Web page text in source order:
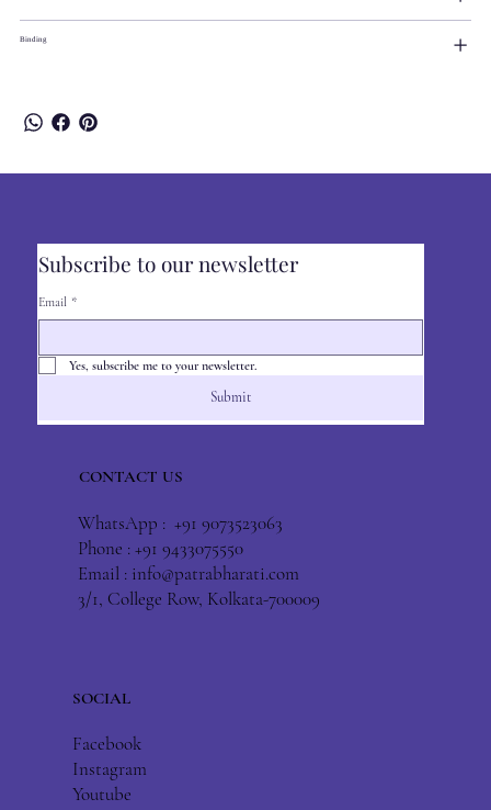
Binding
Subscribe to our newsletter
Email *
Yes, subscribe me to your newsletter.
Submit
CONTACT US
WhatsApp : +91 9073523063
Phone : +91 9433075550
Email : info@patrabharati.com
3/1, College Row, Kolkata-700009
SOCIAL
Facebook
Instagram
Youtube